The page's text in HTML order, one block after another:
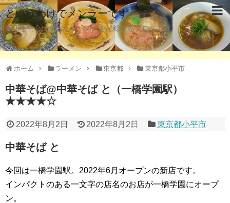
というわけでメンラーです
新店を中心に食べたラーメンを記録するブログです。
ホーム ラーメン 東京都 東京都小平市
中華そば@中華そば と（一橋学園駅）
★★★★☆
2022年8月2日 2022年8月2日 東京都小平市
中華そば と
今回は一橋学園駅。2022年6月オープンの新店です。
インパクトのある一文字の店名のお店が一橋学園にオープ
ン。